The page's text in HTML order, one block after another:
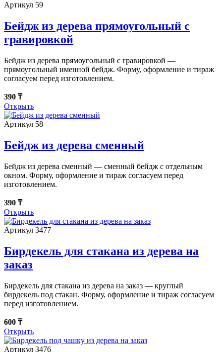
Артикул 59
Бейдж из дерева прямоугольный с
гравировкой
Бейдж из дерева прямоугольный с гравировкой —
прямоугольный именной бейдж. Форму, оформление и тираж
согласуем перед изготовлением.
390 ₸
Открыть
Артикул 58
Бейдж из дерева сменный
Бейдж из дерева сменный — сменный бейдж с отдельным
окном. Форму, оформление и тираж согласуем перед
изготовлением.
390 ₸
Открыть
Артикул 3477
Бирдекель для стакана из дерева на
заказ
Бирдекель для стакана из дерева на заказ — круглый
бирдекель под стакан. Форму, оформление и тираж согласуем
перед изготовлением.
600 ₸
Открыть
Артикул 3476